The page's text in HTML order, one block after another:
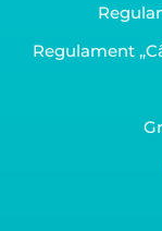
Regulament